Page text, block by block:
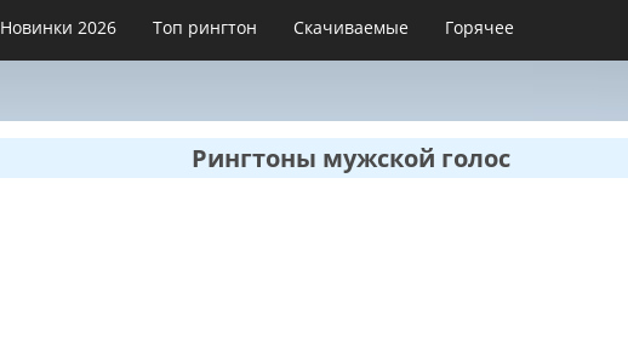
Новинки 2026 Топ рингтон Скачиваемые Горячее
Рингтоны мужской голос